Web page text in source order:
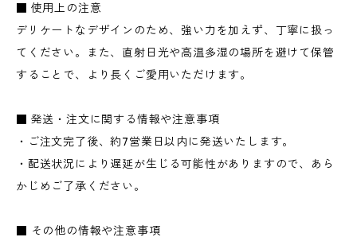
■ 使用上の注意
デリケートなデザインのため、強い力を加えず、丁寧に扱っ
てください。また、直射日光や高温多湿の場所を避けて保管
することで、より長くご愛用いただけます。
■ 発送・注文に関する情報や注意事項
・ご注文完了後、約7営業日以内に発送いたします。
・配送状況により遅延が生じる可能性がありますので、あら
かじめご了承ください。
■ その他の情報や注意事項